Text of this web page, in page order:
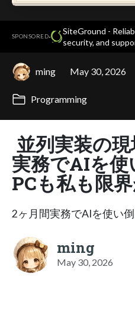
SPONSORED·
SiteGround -
security, and
ming May 30, 2026
Programming
並列実装の
実務でAIを
PCも私も限
2ヶ月間実務でAIを使い
ming
May 30, 2026